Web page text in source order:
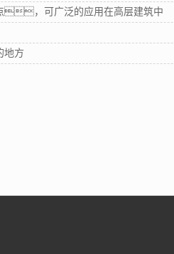
，可广泛的应用在高层建筑中
地方